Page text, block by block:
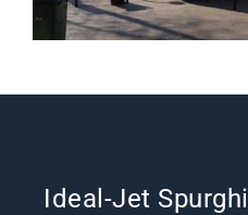
Ideal-Jet Spurghi